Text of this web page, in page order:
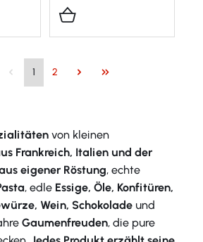
1 2
von kleinen
Frankreich, Italien und der
eigener Röstung, echte
, edle Essige, Öle, Konfitüren,
Wein, Schokolade und
Gaumenfreuden, die pure